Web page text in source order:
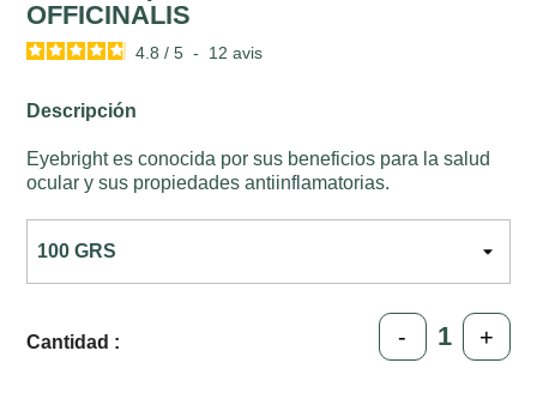
OFFICINALIS
4.8 / 5 - 12avis
Descripción
Eyebright es conocida por sus beneficios para la salud
ocular y sus propiedades antiinflamatorias.
Cantidad : - +